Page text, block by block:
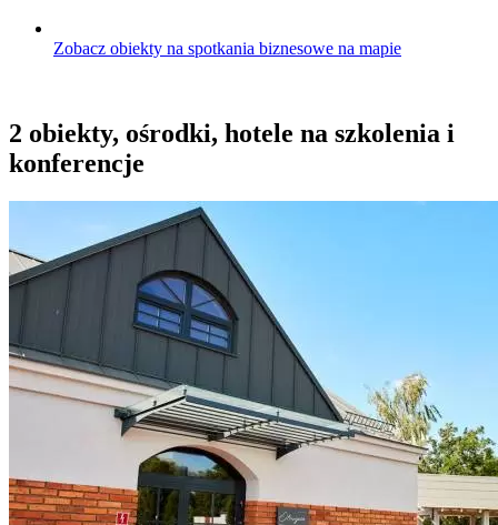
Zobacz obiekty na spotkania biznesowe na mapie
2 obiekty, ośrodki, hotele na szkolenia i
konferencje